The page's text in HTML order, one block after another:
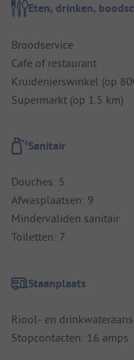
Eten, drinken,
Broodservice
Cafe of restaurant
Kruidenierswinkel (op
Supermarkt (op 1.5 km)
Sanitair
Douches: 5
Afwasplaatsen: 9
Mindervaliden sanitair
Toiletten: 7
Staanplaats
Riool- en
Stopcontacten: 16 amps